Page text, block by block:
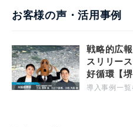
お客様の声・活用事例
戦略的広
スリリー
好循環【堺
導入事例一覧